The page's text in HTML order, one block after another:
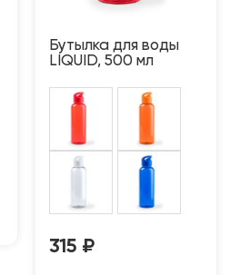
Бутылка для воды
LIQUID, 500 мл
315 ₽